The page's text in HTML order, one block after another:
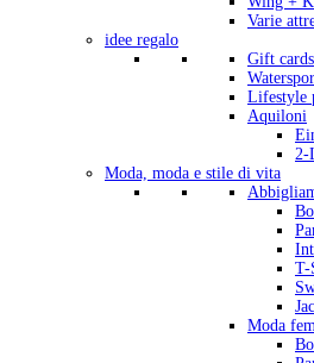
Varie
idee regalo
Gift cards
Lifestyle
Aquiloni
2-
Moda, moda e stile di vita
T-
Moda